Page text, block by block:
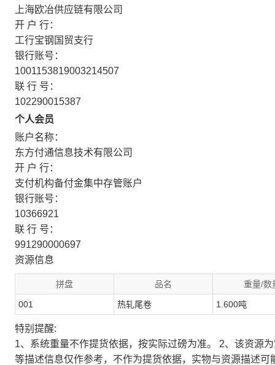
上海欧冶供应链有限公司
开 户 行：
工行宝钢国贸支行
银行账号：
1001153819003214507
联 行 号：
102290015387
个人会员
账户名称：
东方付通信息技术有限公司
开 户 行：
支付机构备付金集中存管账户
银行账号：
10366921
联 行 号：
991290000697
资源信息
拼盘 品名 重量/数
001 热轧尾卷 1.600吨
特别提醒:
1、系统重量不作提货依据，按实际过磅为准。 2、该资源
等描述信息仅作参考，不作为提货依据，实物与资源描述